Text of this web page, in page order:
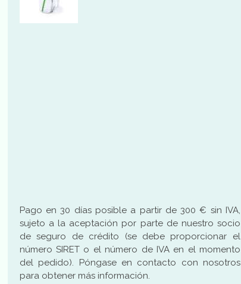
Pago en 30 días posible a partir de 300 € sin IVA,
sujeto a la aceptación por parte de nuestro socio
de seguro de crédito (se debe proporcionar el
número SIRET o el número de IVA en el momento
del pedido). Póngase en contacto con nosotros
para obtener más información.